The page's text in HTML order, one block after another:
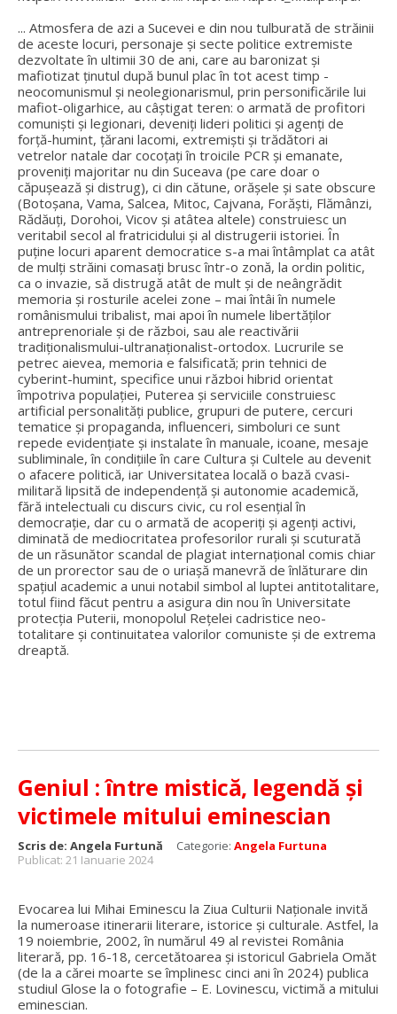
... Atmosfera de azi a Sucevei e din nou tulburată de străinii
de aceste locuri, personaje și secte politice extremiste
dezvoltate în ultimii 30 de ani, care au baronizat și
mafiotizat ținutul după bunul plac în tot acest timp -
neocomunismul și neolegionarismul, prin personificările lui
mafiot-oligarhice, au câștigat teren: o armată de profitori
comuniști și legionari, deveniți lideri politici și agenți de
forță-humint, țărani lacomi, extremiști și trădători ai
vetrelor natale dar cocoțați în troicile PCR și emanate,
proveniți majoritar nu din Suceava (pe care doar o
căpușează și distrug), ci din cătune, orășele și sate obscure
(Botoșana, Vama, Salcea, Mitoc, Cajvana, Forăști, Flămânzi,
Rădăuți, Dorohoi, Vicov și atâtea altele) construiesc un
veritabil secol al fratricidului și al distrugerii istoriei. În
puține locuri aparent democratice s-a mai întâmplat ca atât
de mulți străini comasați brusc într-o zonă, la ordin politic,
ca o invazie, să distrugă atât de mult și de neângrădit
memoria și rosturile acelei zone – mai întâi în numele
românismului tribalist, mai apoi în numele libertăților
antreprenoriale și de război, sau ale reactivării
tradiționalismului-ultranaționalist-ortodox. Lucrurile se
petrec aievea, memoria e falsificată; prin tehnici de
cyberint-humint, specifice unui război hibrid orientat
împotriva populației, Puterea și serviciile construiesc
artificial personalități publice, grupuri de putere, cercuri
tematice și propaganda, influenceri, simboluri ce sunt
repede evidențiate și instalate în manuale, icoane, mesaje
subliminale, în condițiile în care Cultura și Cultele au devenit
o afacere politică, iar Universitatea locală o bază cvasi-
militară lipsită de independență și autonomie academică,
fără intelectuali cu discurs civic, cu rol esențial în
democrație, dar cu o armată de acoperiți și agenți activi,
diminată de mediocritatea profesorilor rurali și scuturată
de un răsunător scandal de plagiat internațional comis chiar
de un prorector sau de o uriașă manevră de înlăturare din
spațiul academic a unui notabil simbol al luptei antitotalitare,
totul fiind făcut pentru a asigura din nou în Universitate
protecția Puterii, monopolul Rețelei cadristice neo-
totalitare și continuitatea valorilor comuniste și de extrema
dreaptă.
Geniul : între mistică, legendă și
victimele mitului eminescian
Scris de: Angela Furtună Categorie: Angela Furtuna
Publicat: 21 Ianuarie 2024
Evocarea lui Mihai Eminescu la Ziua Culturii Naționale invită
la numeroase itinerarii literare, istorice și culturale. Astfel, la
19 noiembrie, 2002, în numărul 49 al revistei România
literară, pp. 16-18, cercetătoarea și istoricul Gabriela Omăt
(de la a cărei moarte se împlinesc cinci ani în 2024) publica
studiul Glose la o fotografie – E. Lovinescu, victimă a mitului
eminescian.